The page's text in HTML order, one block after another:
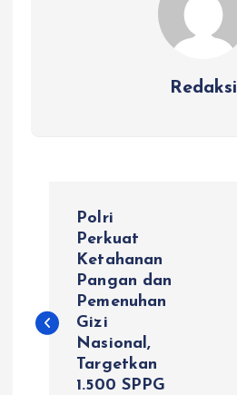
Redaksi
i
Polri
Perkuat
Ketahanan
Pangan dan
Pemenuhan
Gizi
Nasional,
Targetkan
1.500 SPPG